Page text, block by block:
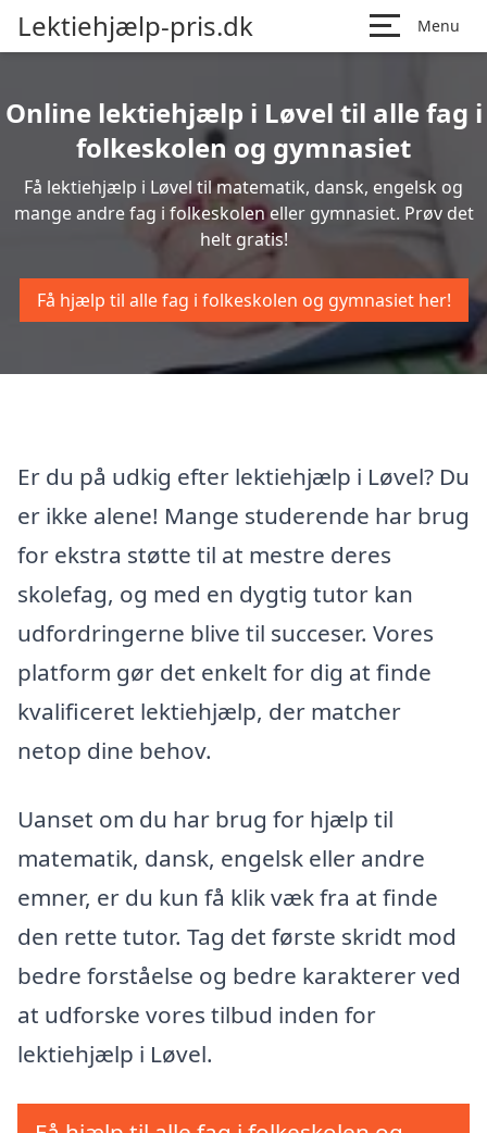
Lektiehjælp-pris.dk Menu
Online lektiehjælp i Løvel til alle fag i
folkeskolen og gymnasiet
Få lektiehjælp i Løvel til matematik, dansk, engelsk og
mange andre fag i folkeskolen eller gymnasiet. Prøv det
helt gratis!
Få hjælp til alle fag i folkeskolen og gymnasiet her!
Er du på udkig efter lektiehjælp i Løvel? Du
er ikke alene! Mange studerende har brug
for ekstra støtte til at mestre deres
skolefag, og med en dygtig tutor kan
udfordringerne blive til succeser. Vores
platform gør det enkelt for dig at finde
kvalificeret lektiehjælp, der matcher
netop dine behov.
Uanset om du har brug for hjælp til
matematik, dansk, engelsk eller andre
emner, er du kun få klik væk fra at finde
den rette tutor. Tag det første skridt mod
bedre forståelse og bedre karakterer ved
at udforske vores tilbud inden for
lektiehjælp i Løvel.